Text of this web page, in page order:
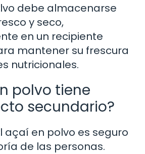
debe almacenarse
y seco,
en un recipiente
mantener su frescura
nutricionales.
polvo tiene
secundario?
açaí en polvo es seguro
de las personas.